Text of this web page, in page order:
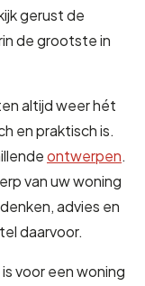
gerust de
de grootste in
altijd weer hét
en praktisch is.
ontwerpen.
van uw woning
advies en
daarvoor.
voor een woning